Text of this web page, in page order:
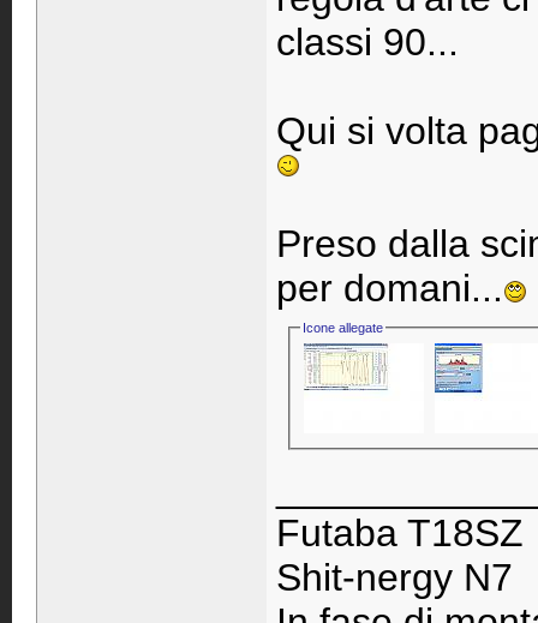
classi 90...
Qui si volta
Preso dalla
per domani...
Icone allegate
Futaba T18SZ
Shit-nergy N7